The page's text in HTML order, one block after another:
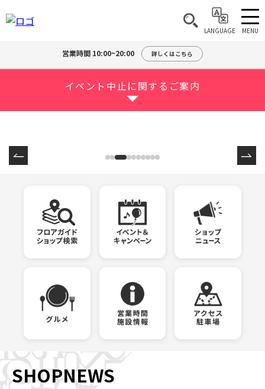
LANGUAGE MENU
営業時間 10:00~20:00 詳しくはこちら
イベント中止に関するご案内
SHOPNEWS